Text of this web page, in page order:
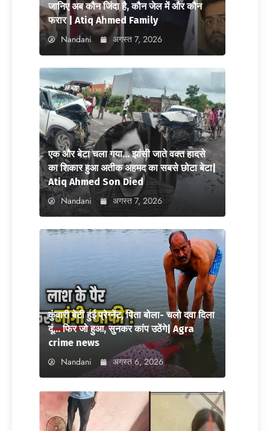
जानिए अब कौन जिंदा है, कौन जेल में और कौन
फरार | Atiq Ahmed Family
Nandani अगस्त 7, 2026
एक और बेटा चला गया… झांसी जाते वक्त हादसे
का शिकार हुआ अतीक अहमद का सबसे छोटा बेटा|
Atiq Ahmed Son Died
Nandani अगस्त 7, 2026
कुंवारी बेटी हुई प्रेग्नेंट, पिता बोला- चलो दवा दिला
दूं… फिर जो हुआ, सुनकर कांप उठेंगे| Agra
crime news
Nandani अगस्त 6, 2026